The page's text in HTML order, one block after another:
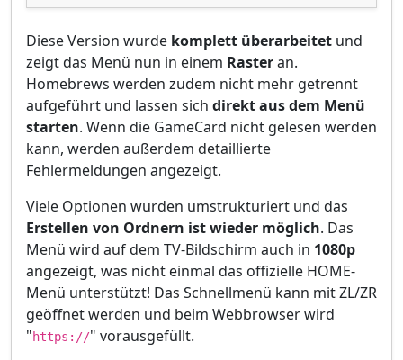
Diese Version wurde komplett überarbeitet und
zeigt das Menü nun in einem Rasteran.
Homebrews werden zudem nicht mehr getrennt
aufgeführt und lassen sich direkt aus dem Menü
starten. Wenn die GameCard nicht gelesen werden
kann, werden außerdem detaillierte
Fehlermeldungen angezeigt.
Viele Optionen wurden umstrukturiert und das
Erstellen von Ordnern ist wieder möglich. Das
Menü wird auf dem TV-Bildschirm auch in 1080p
angezeigt, was nicht einmal das offizielle HOME-
Menü unterstützt! Das Schnellmenü kann mit ZL/ZR
geöffnet werden und beim Webbrowser wird
"https://" vorausgefüllt.